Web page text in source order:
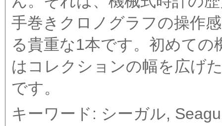
手巻きクロノグラフの操作
る貴重な1本です。初めて
はコレクションの幅を広げ
です。
キーワード: シーガル,